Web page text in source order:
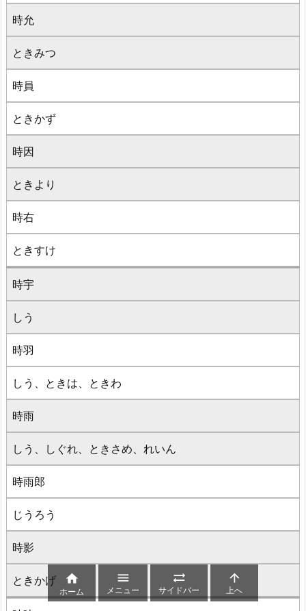
時允
ときみつ
時員
ときかず
時因
ときより
時右
ときすけ
時宇
しう
時羽
しう、ときは、ときわ
時雨
しう、しぐれ、ときさめ、れいん
時雨郎
じうろう
時影
ときかげ 
ホーム

メニュー

サイドバー

上へ